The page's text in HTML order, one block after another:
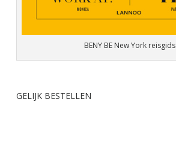
BENY BE New York reisgids
GELIJK BESTELLEN